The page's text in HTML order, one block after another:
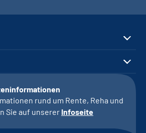
rund um Rente, Reha und
Sie auf unserer Infoseite